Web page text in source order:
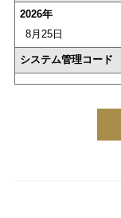
2026年
8月25日
システム管理コード